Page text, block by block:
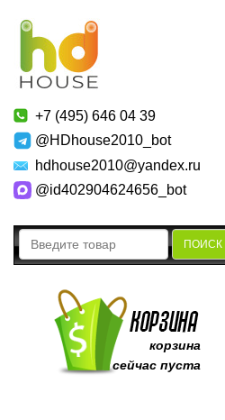
+7 (495) 646 04 39
@HDhouse2010_bot
hdhouse2010@yandex.ru
@id402904624656_bot
ПОИСК
корзина
сейчас пуста